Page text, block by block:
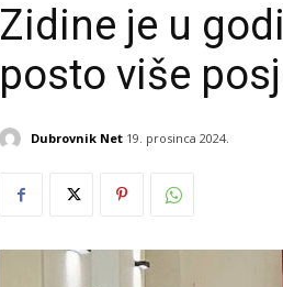
Zidine je u
posto više
Dubrovnik Net 19. prosinca 2024.